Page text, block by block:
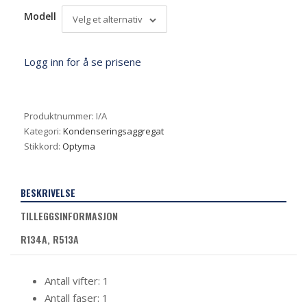
Modell Velg et alternativ
Logg inn for å se prisene
Produktnummer: I/A
Kategori: Kondenseringsaggregat
Stikkord: Optyma
BESKRIVELSE
TILLEGGSINFORMASJON
R134A, R513A
Antall vifter: 1
Antall faser: 1